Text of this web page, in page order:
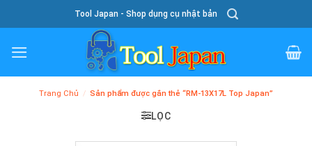
To
Content
Tool Japan - Shop dụng cụ nhật bản
Trang Chủ / Sản phẩm được gắn thẻ “RM-13X17L Top Japan”
LỌC